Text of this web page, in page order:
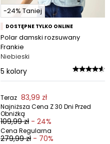
-24% Taniej
DOSTĘPNE TYLKO ONLINE
Polar damski rozsuwany
Frankie
Niebieski
5 kolory
Teraz 83,99 zł
Najniższa Cena Z 30 Dni Przed
Obniżką
109,99 zł - 24%
Cena Regularna
279,99 zł - 70%